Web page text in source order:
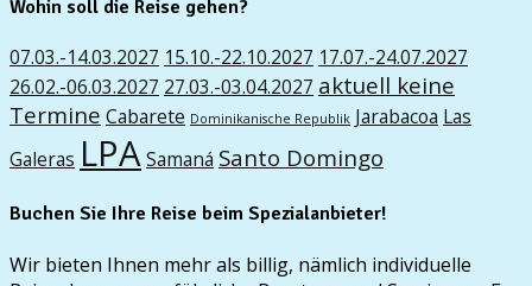
Wohin soll die Reise gehen?
07.03.-14.03.2027 15.10.-22.10.2027 17.07.-24.07.2027
26.02.-06.03.2027 27.03.-03.04.2027 aktuell keine
Termine Cabarete Dominikanische Republik Jarabacoa Las
Galeras LPASamaná Santo Domingo
Buchen Sie Ihre Reise beim Spezialanbieter!
Wir bieten Ihnen mehr als billig, nämlich individuelle